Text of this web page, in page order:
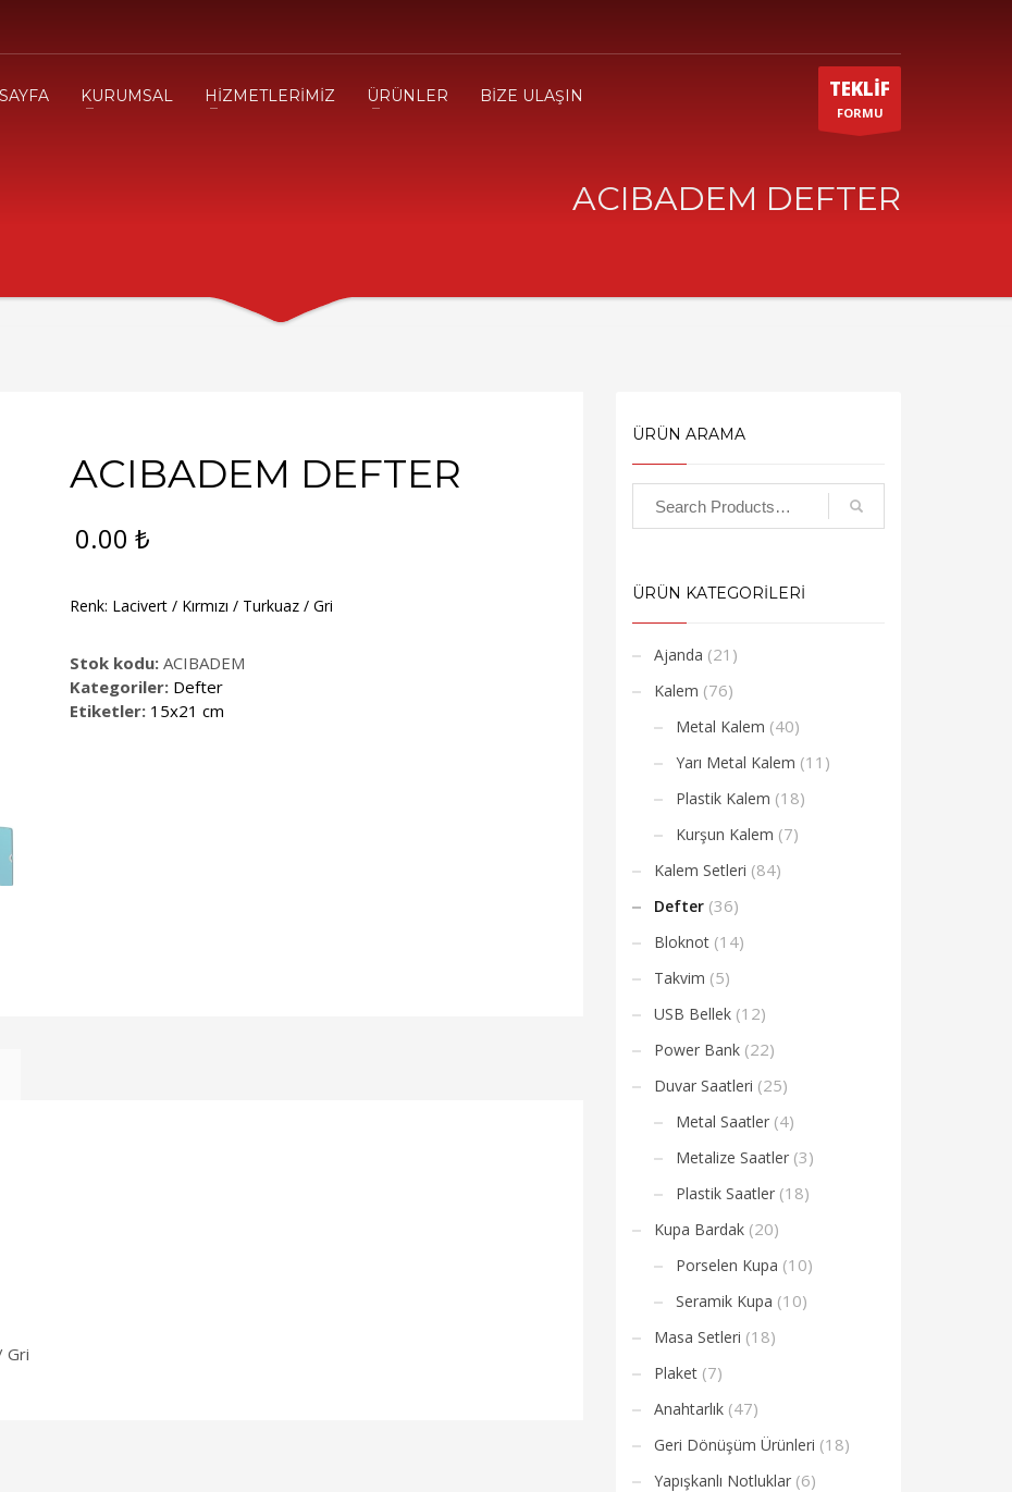
KURUMSAL HİZMETLERİMİZ ÜRÜNLER BİZE ULAŞIN TEKLİF
FORMU
ACIBADEM DEFTER
ACIBADEM DEFTER
0.00₺
Renk: Lacivert / Kırmızı / Turkuaz / Gri
Stok kodu:ACIBADEM
Kategoriler: Defter
Etiketler: 15x21 cm
Gri
ÜRÜN ARAMA
ÜRÜN KATEGORİLERİ
Ajanda (21)
Kalem (76)
Metal Kalem (40)
Yarı Metal Kalem (11)
Plastik Kalem (18)
Kurşun Kalem (7)
Kalem Setleri (84)
Defter (36)
Bloknot (14)
Takvim (5)
USB Bellek (12)
Power Bank (22)
Duvar Saatleri (25)
Metal Saatler (4)
Metalize Saatler (3)
Plastik Saatler (18)
Kupa Bardak (20)
Porselen Kupa (10)
Seramik Kupa (10)
Masa Setleri (18)
Plaket (7)
Anahtarlık (47)
Geri Dönüşüm Ürünleri (18)
Yapışkanlı Notluklar (6)